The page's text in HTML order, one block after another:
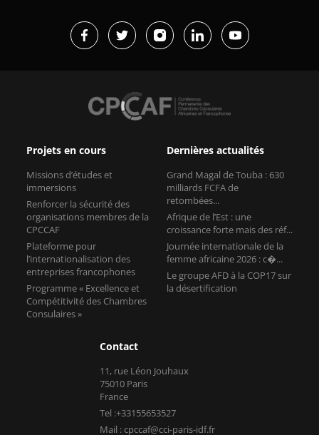
Projets en cours
Missions d’études et
immersions
Renforcer la sécurité des
organisations membres de la
CPCCAF
Plateforme pour
l’internationalisation des
entreprises francophones
Programme « Excellence et
Compétitivité des Chambres
Consulaires »
Dernières actualités
Grand Magal de Touba : 630
milliards FCFA de
retombées...
Afrique de l’Est : une
croissance forte mais des réf...
Journée internationale de la
femme africaine 2026 : c�...
Le groupe AFD à la COP17 sur
la désertification
Contact
11, rue Léon Jouhaux
75010 Paris
France
Tel :+33155653527
Mail : cpccaf@cci-paris-idf.fr